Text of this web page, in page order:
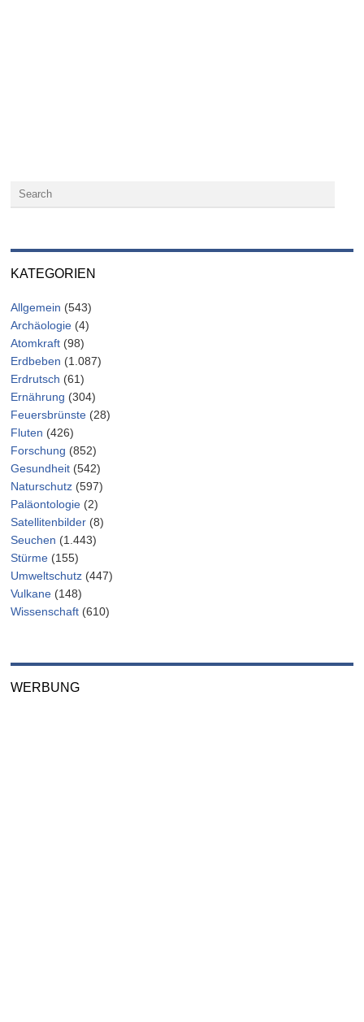
KATEGORIEN
Allgemein (543)
Archäologie (4)
Atomkraft (98)
Erdbeben (1.087)
Erdrutsch (61)
Ernährung (304)
Feuersbrünste (28)
Fluten (426)
Forschung (852)
Gesundheit (542)
Naturschutz (597)
Paläontologie (2)
Satellitenbilder (8)
Seuchen (1.443)
Stürme (155)
Umweltschutz (447)
Vulkane (148)
Wissenschaft (610)
WERBUNG